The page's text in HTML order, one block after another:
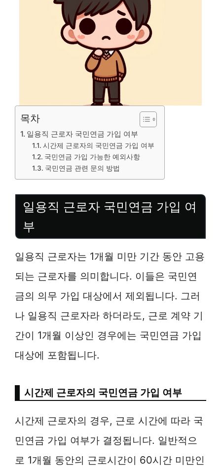
목차
일용직 근로자 국민연금 가입 여부
시간제 근로자의 국민연금 가입 여부
국민연금 가입 가능한 예외사항
국민연금 관련 문의 방법
일용직 근로자 국민연금 가입 여
부
일용직 근로자는 1개월 미만 기간 동안 고용
되는 근로자를 의미합니다. 이들은 국민연
금의 의무 가입 대상에서 제외됩니다. 그러
나 일용직 근로자라 하더라도, 근로 계약 기
간이 1개월 이상인 경우에는 국민연금 가입
대상에 포함됩니다.
시간제 근로자의 국민연금 가입 여부
시간제 근로자의 경우, 근로 시간에 따라 국
민연금 가입 여부가 결정됩니다. 일반적으
로 1개월 동안의 근로시간이 60시간 미만인